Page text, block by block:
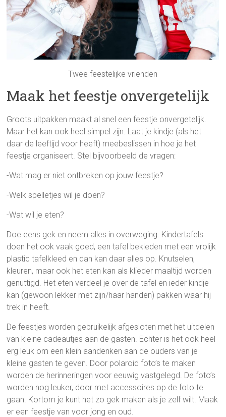
Twee feestelijke vrienden
Maak het feestje onvergetelijk
Groots uitpakken maakt al snel een feestje onvergetelijk.
Maar het kan ook heel simpel zijn. Laat je kindje (als het
daar de leeftijd voor heeft) meebeslissen in hoe je het
feestje organiseert. Stel bijvoorbeeld de vragen:
-Wat mag er niet ontbreken op jouw feestje?
-Welk spelletjes wil je doen?
-Wat wil je eten?
Doe eens gek en neem alles in overweging. Kindertafels
doen het ook vaak goed, een tafel bekleden met een vrolijk
plastic tafelkleed en dan kan daar alles op. Knutselen,
kleuren, maar ook het eten kan als klieder maaltijd worden
genuttigd. Het eten verdeel je over de tafel en ieder kindje
kan (gewoon lekker met zijn/haar handen) pakken waar hij
trek in heeft.
De feestjes worden gebruikelijk afgesloten met het uitdelen
van kleine cadeautjes aan de gasten. Echter is het ook heel
erg leuk om een klein aandenken aan de ouders van je
kleine gasten te geven. Door polaroid foto’s te maken
worden de herinneringen voor eeuwig vastgelegd. De foto’s
worden nog leuker, door met accessoires op de foto te
gaan. Kortom je kunt het zo gek maken als je zelf wilt. Maak
er een feestje van voor jong en oud.